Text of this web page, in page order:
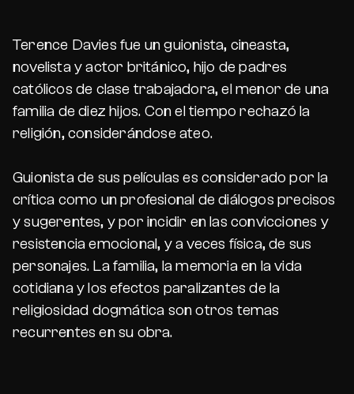
Terence Davies fue un guionista, cineasta,
novelista y actor británico, hijo de padres
católicos de clase trabajadora, el menor de una
familia de diez hijos. Con el tiempo rechazó la
religión, considerándose ateo.
Guionista de sus películas es considerado por la
crítica como un profesional de diálogos precisos
y sugerentes, y por incidir en las convicciones y
resistencia emocional, y a veces física, de sus
personajes. La familia, la memoria en la vida
cotidiana y los efectos paralizantes de la
religiosidad dogmática son otros temas
recurrentes en su obra.